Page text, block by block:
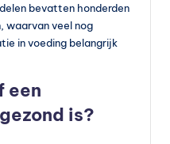
bevatten honderden
veel nog
in voeding belangrijk
een
is?